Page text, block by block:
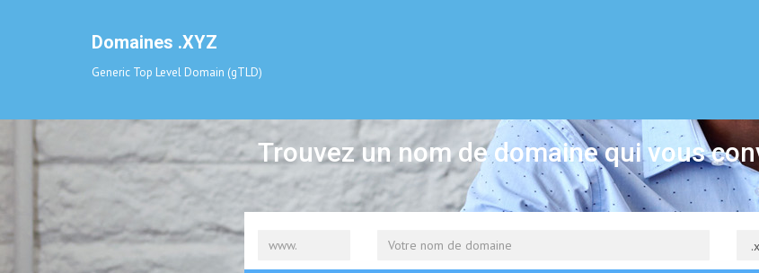
Domaines .XYZ
Generic Top Level Domain (gTLD)
Trouvez un nom de domaine qui vous